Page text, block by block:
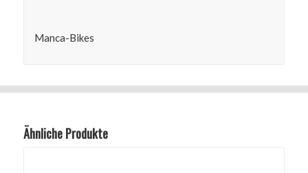
Manca-Bikes
Ähnliche Produkte